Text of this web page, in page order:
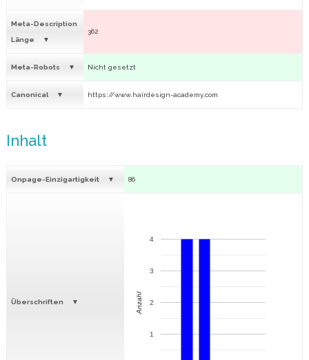
Meta-Description
Länge
362
Meta-Robots Nicht gesetzt
Canonical https://www.hairdesign-academy.com
Inhalt
Onpage-Einzigartigkeit 86
Überschriften
1
2
3
4
Anzahl